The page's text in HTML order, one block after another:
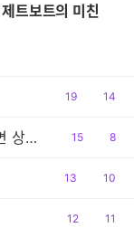
트보트의 미친
공
19
댓
14
눈물없이 볼 수 없는 음악회~!! 이 정도면 상줘야..ㅠ
공
15
댓
8
공
13
댓
10
공
12
댓
11